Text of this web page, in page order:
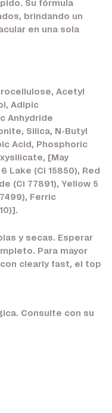
Su fórmula
brindando un
en una sola
Acetyl
Adipic
Anhydride
Silica, N-Butyl
Acid, Phosphoric
[May
(Ci 15850), Red
(Ci 77891), Yellow 5
Ferric
y secas. Esperar
Para mayor
clearly fast, el top
Consulte con su